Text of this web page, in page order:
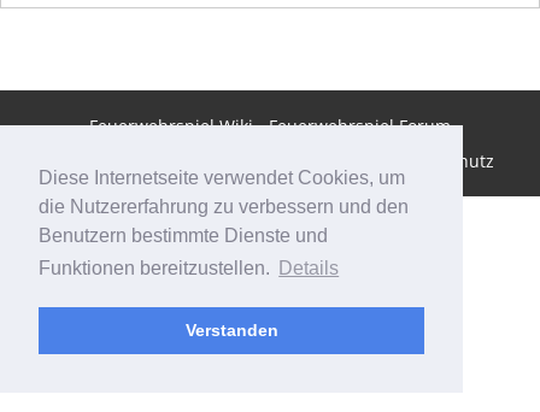
Diese Internetseite verwendet Cookies, um
die Nutzererfahrung zu verbessern und den
Benutzern bestimmte Dienste und
Funktionen bereitzustellen.
Details
Verstanden
Feuerwehrspiel Wiki-Feuerwehrspiel Forum
Datenschutz